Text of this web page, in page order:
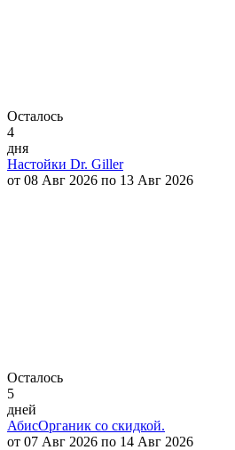
Осталось
4
дня
Настойки Dr. Giller
от 08 Авг 2026 по 13 Авг 2026
Осталось
5
дней
АбисОрганик со скидкой.
от 07 Авг 2026 по 14 Авг 2026